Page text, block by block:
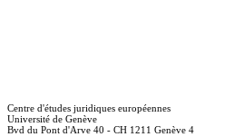
Centre d'études juridiques européennes
Université de Genève
Bvd du Pont d'Arve 40 - CH 1211 Genève 4